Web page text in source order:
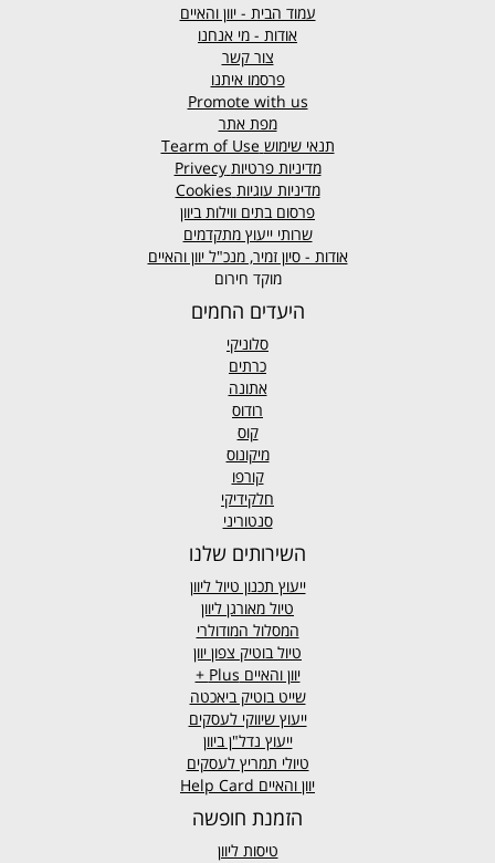
עמוד הבית - יוון והאיים
אודות - מי אנחנו
צור קשר
פרסמו איתנו
Promote with us
מפת אתר
תנאי שימוש
מדיניות פרטיות Privecy
מדיניות עוגיות Cookies
פרסום בתים ווילות ביוון
שרותי ייעוץ מתקדמים
אודות - סיון זמיר, מנכ"ל יוון והאיים
מוקד חירום
היעדים החמים
סלוניקי
כרתים
אתונה
רודוס
קוס
מיקונוס
קורפו
חלקידיקי
סנטוריני
השירותים שלנו
ייעוץ תכנון טיול ליוון
טיול מאורגן ליוון
המסלול המודולרי
טיול בוטיק צפון יוון
יוון והאיים Plus +
שייט בוטיק ביאכטה
ייעוץ שיווקי לעסקים
ייעוץ נדל"ן ביוון
טיולי תמריץ לעסקים
יוון והאיים Help Card
הזמנת חופשה
טיסות ליוון